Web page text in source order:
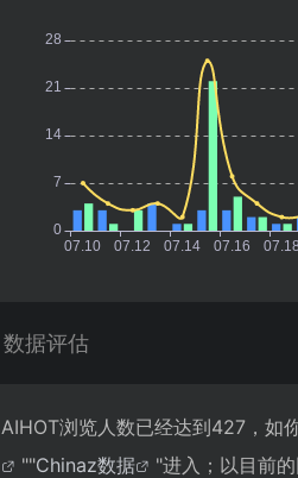
数据评估
AIHOT浏览人数已经达到427，如
""Chinaz数据
"进入；以目前